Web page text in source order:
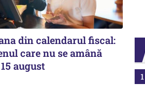
din calendarul fiscal:
care nu se amână
august